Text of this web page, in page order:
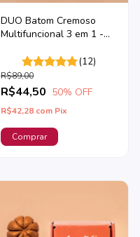
DUO Batom Cremoso
Multifuncional 3 em 1 -
(12)
R$44,50
R$89,00
50% OFF
R$42,28 com Pix